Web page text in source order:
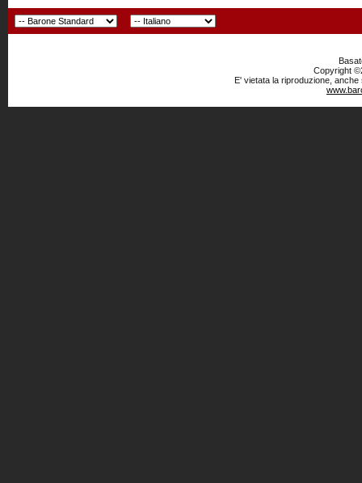
Copyright
E' vietata la riproduzione,